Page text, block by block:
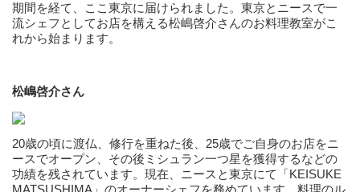
期間を経て、ここ東京に届けられました。東京とニースで一
流シェフとしてお店を構える松嶋啓介さんのお料理教室がこ
れから始まります。
松嶋啓介さん
20歳の頃に渡仏、修行を重ねた後、25歳でご自身のお店をニ
ースでオープン、その後ミシュラン一つ星を獲得するなどの
功績を残されています。現在、ニースと東京にて「KEISUKE
MATSUSHIMA」のオーナーシェフを務めています。料理のル